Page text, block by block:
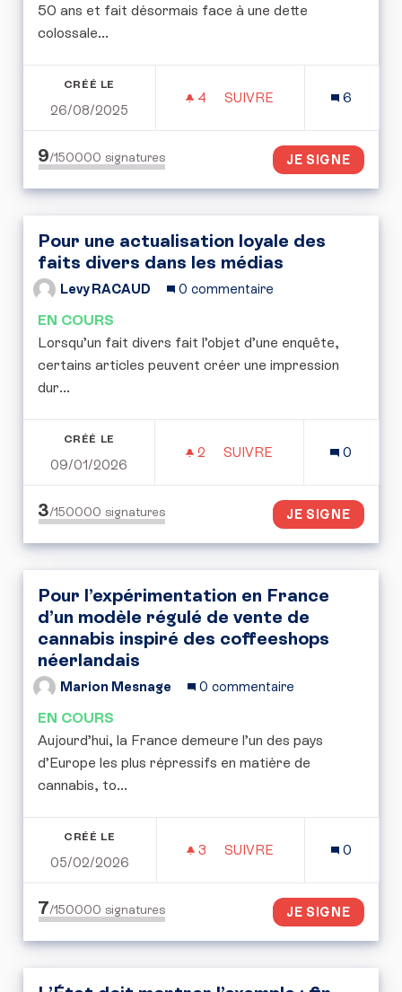
50 ans et fait désormais face à une dette
colossale...
CRÉÉ LE
26/08/2025
4 4 ABONNÉS
SUIVRE
6
9/150000 signatures JE SIGNE
Pour une actualisation loyale des
faits divers dans les médias
Levy RACAUD 0 commentaire
EN COURS
Lorsqu’un fait divers fait l’objet d’une enquête,
certains articles peuvent créer une impression
dur...
CRÉÉ LE
09/01/2026
2 2 ABONNÉS
SUIVRE
0
3/150000 signatures JE SIGNE
Pour l’expérimentation en France
d’un modèle régulé de vente de
cannabis inspiré des coffeeshops
néerlandais
Marion Mesnage 0 commentaire
EN COURS
Aujourd’hui, la France demeure l’un des pays
d’Europe les plus répressifs en matière de
cannabis, to...
CRÉÉ LE
05/02/2026
3 3 ABONNÉS
SUIVRE
0
7/150000 signatures JE SIGNE